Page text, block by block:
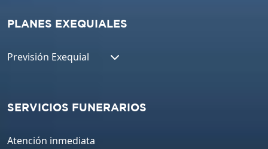
PLANES EXEQUIALES
Previsión Exequial
SERVICIOS FUNERARIOS
Atención inmediata